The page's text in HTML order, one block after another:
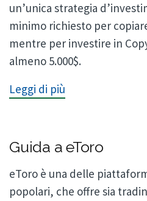
un’unica strategia
minimo richiesto per
mentre per investire in
almeno 5.000$.
Leggi di più
Guida a eToro
eToro è una delle
popolari, che offre sia